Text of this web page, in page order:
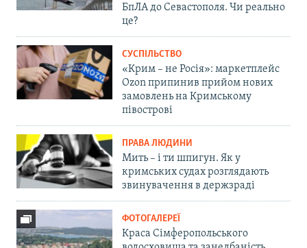
БпЛА до Севастополя. Чи реально
це?
СУСПІЛЬСТВО
«Крим – не Росія»: маркетплейс
Ozon припинив прийом нових
замовлень на Кримському
півострові
ПРАВА ЛЮДИНИ
Мить – і ти шпигун. Як у
кримських судах розглядають
звинувачення в держзраді
ФОТОГАЛЕРЕЇ
Краса Сімферопольського